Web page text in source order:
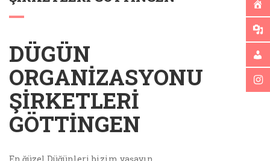
DÜGÜN
ORGANIZASYONU
ŞIRKETLERI
GÖTTINGEN